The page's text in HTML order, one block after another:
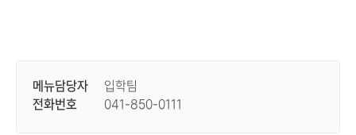
메뉴담당자
입학팀
전화번호
041-850-0111